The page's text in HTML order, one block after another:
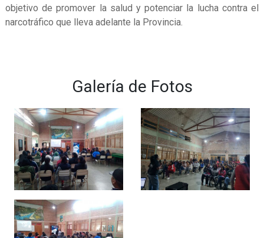
objetivo de promover la salud y potenciar la lucha contra el
narcotráfico que lleva adelante la Provincia.
Galería de Fotos